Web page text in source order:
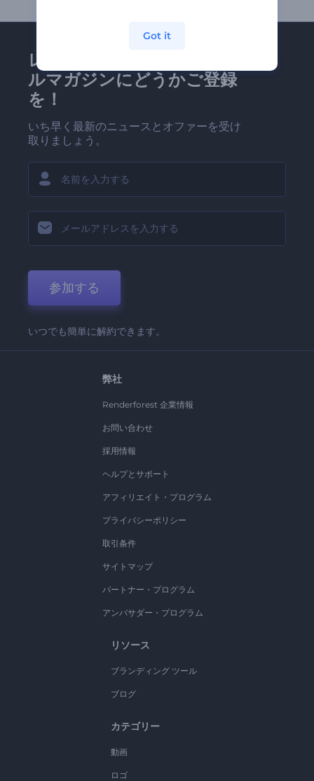
レンダーフォレストのメー
ルマガジンにどうかご登録
を！
いち早く最新のニュースとオファーを受け
取りましょう。
参加する
いつでも簡単に解約できます。
弊社
Renderforest 企業情報
お問い合わせ
採用情報
ヘルプとサポート
アフィリエイト・プログラム
プライバシーポリシー
取引条件
サイトマップ
パートナー・プログラム
アンバサダー・プログラム
リソース
ブランディング ツール
ブログ
カテゴリー
動画
ロゴ
Got it